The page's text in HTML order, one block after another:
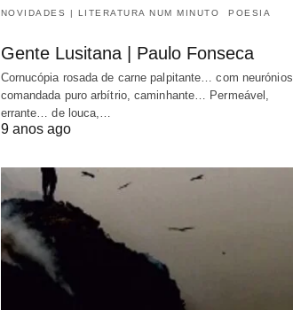
NOVIDADES | LITERATURA NUM MINUTO POESIA
Gente Lusitana | Paulo Fonseca
Cornucópia rosada de carne palpitante… com neurónios,
comandada puro arbítrio, caminhante… Permeável,
errante… de louca,…
9 anos ago